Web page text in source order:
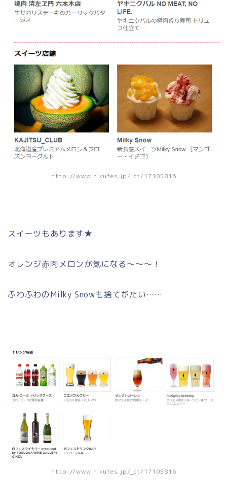
http://www.nikufes.jp/_ct/17105816
スイーツもあります★
オレンジ赤肉メロンが気になる～～～！
ふわふわのMilky Snowも捨てがたい……
http://www.nikufes.jp/_ct/17105816